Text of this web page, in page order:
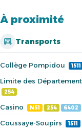
À proximité
Transports
Collège Pompidou 1511
Limite des
254
Casino N51 254 6402
Coussaye-Soupirs 1511